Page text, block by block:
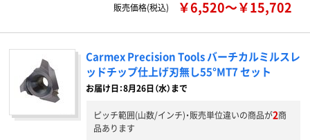
販売価格(税込)
￥6,520～￥15,702
Carmex Precision Tools バーチカルミルスレ
ッドチップ仕上げ刃無し55°MT7 セット
お届け日：8月26日（水）まで
ピッチ範囲(山数/インチ)・販売単位違いの商品が2商
品あります